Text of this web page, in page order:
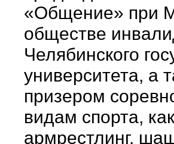
«Общение» при
обществе
Челябинского
университета, а
призером
видам спорта,
армрестлинг,